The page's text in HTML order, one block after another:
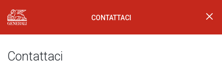
Generali Logo CONTATTACI
Contattaci